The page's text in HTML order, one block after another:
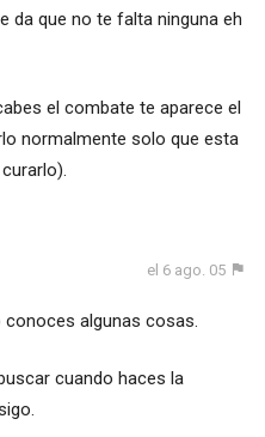
da que no te falta ninguna eh
el combate te aparece el
normalmente solo que esta
el 6 ago. 05
conoces algunas cosas.
cuando haces la